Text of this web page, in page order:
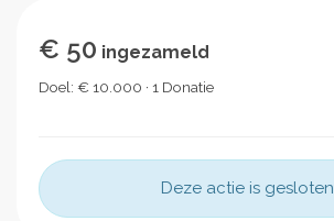
€ 50 ingezameld
Doel: € 10.000 · 1 Donatie
Deze actie is gesloten